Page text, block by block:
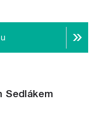
Sedlákem